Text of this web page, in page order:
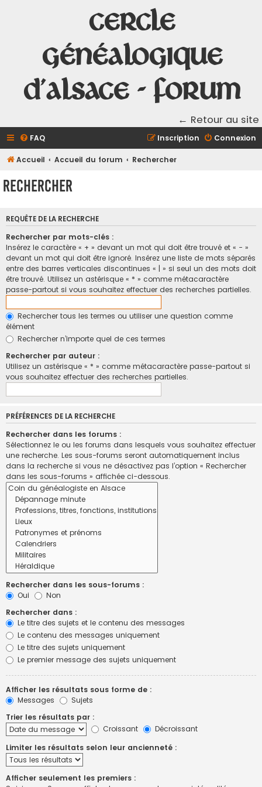
Cercle
Généalogique
d'Alsace - Forum
← Retour au site
FAQ Connexion
Inscription
Accueil Accueil du forum Rechercher
Rechercher
REQUÊTE DE LA RECHERCHE
Rechercher par mots-clés :
Insérez le caractère « + » devant un mot qui doit être trouvé et « - »
devant un mot qui doit être ignoré. Insérez une liste de mots séparés
entre des barres verticales discontinues « | » si seul un des mots doit
être trouvé. Utilisez un astérisque « * » comme métacaractère
passe-partout si vous souhaitez effectuer des recherches partielles.
Rechercher tous les termes ou utiliser une question comme
élément
Rechercher n’importe quel de ces termes
Rechercher par auteur :
Utilisez un astérisque « * » comme métacaractère passe-partout si
vous souhaitez effectuer des recherches partielles.
PRÉFÉRENCES DE LA RECHERCHE
Rechercher dans les forums :
Sélectionnez le ou les forums dans lesquels vous souhaitez effectuer
une recherche. Les sous-forums seront automatiquement inclus
dans la recherche si vous ne désactivez pas l’option « Rechercher
dans les sous-forums » affichée ci-dessous.
Rechercher dans les sous-forums :
Oui
Non
Rechercher dans :
Le titre des sujets et le contenu des messages
Le contenu des messages uniquement
Le titre des sujets uniquement
Le premier message des sujets uniquement
Afficher les résultats sous forme de :
Messages
Sujets
Trier les résultats par :
Croissant
Décroissant
Limiter les résultats selon leur ancienneté :
Afficher seulement les premiers :